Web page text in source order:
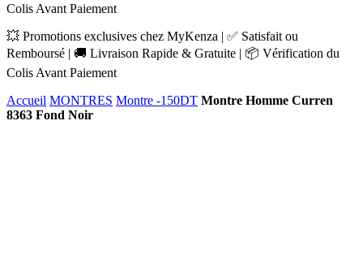
Colis Avant Paiement
💥 Promotions exclusives chez MyKenza | ✅ Satisfait ou
Remboursé | 🚚 Livraison Rapide & Gratuite | 📦 Vérification du
Colis Avant Paiement
Accueil MONTRES Montre -150DT Montre Homme Curren
8363 Fond Noir